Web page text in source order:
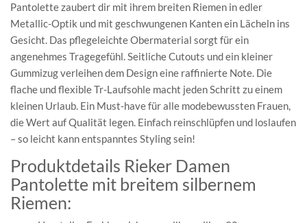
Pantolette zaubert dir mit ihrem breiten Riemen in edler
Metallic-Optik und mit geschwungenen Kanten ein Lächeln ins
Gesicht. Das pflegeleichte Obermaterial sorgt für ein
angenehmes Tragegefühl. Seitliche Cutouts und ein kleiner
Gummizug verleihen dem Design eine raffinierte Note. Die
flache und flexible Tr-Laufsohle macht jeden Schritt zu einem
kleinen Urlaub. Ein Must-have für alle modebewussten Frauen,
die Wert auf Qualität legen. Einfach reinschlüpfen und loslaufen
– so leicht kann entspanntes Styling sein!
Produktdetails Rieker Damen
Pantolette mit breitem silbernem
Riemen: